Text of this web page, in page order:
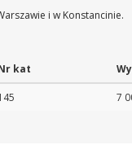
i w Konstancinie.
kat
7